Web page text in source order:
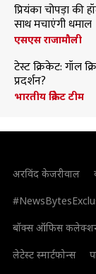
प्रियंका चोपड़ा
साथ मचाएंगी धमाल
एसएस राजामौली
टेस्ट क्रिकेट: गॉल
प्रदर्शन?
भारतीय क्रिकेट टीम
अरविंद केजरीवाल
बॉक्स ऑफिस
लेटेस्ट स्मार्टफोन्स